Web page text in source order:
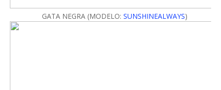
GATA NEGRA (MODELO: SUNSHINEALWAYS)